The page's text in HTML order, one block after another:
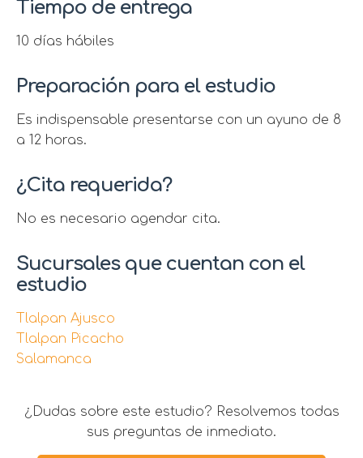
Tiempo de entrega
10 días hábiles
Preparación para el estudio
Es indispensable presentarse con un ayuno de 8
a 12 horas.
¿Cita requerida?
No es necesario agendar cita.
Sucursales que cuentan con el
estudio
Tlalpan Ajusco
Tlalpan Picacho
Salamanca
¿Dudas sobre este estudio? Resolvemos todas
sus preguntas de inmediato.